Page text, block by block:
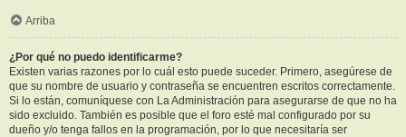
Arriba
¿Por qué no puedo identificarme?
Existen varias razones por lo cuál esto puede suceder. Primero, asegúrese de
que su nombre de usuario y contraseña se encuentren escritos correctamente.
Si lo están, comuníquese con La Administración para asegurarse de que no ha
sido excluido. También es posible que el foro esté mal configurado por su
dueño y/o tenga fallos en la programación, por lo que necesitaría ser